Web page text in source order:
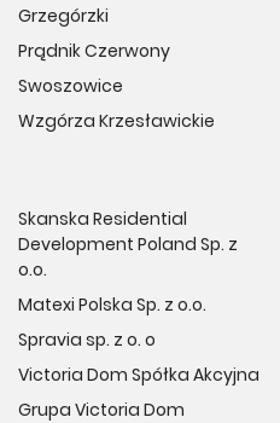
Grzegórzki
Prądnik Czerwony
Swoszowice
Wzgórza Krzesławickie
Skanska Residential
Development Poland Sp. z
o.o.
Matexi Polska Sp. z o.o.
Spravia sp. z o. o
Victoria Dom Spółka Akcyjna
Grupa Victoria Dom